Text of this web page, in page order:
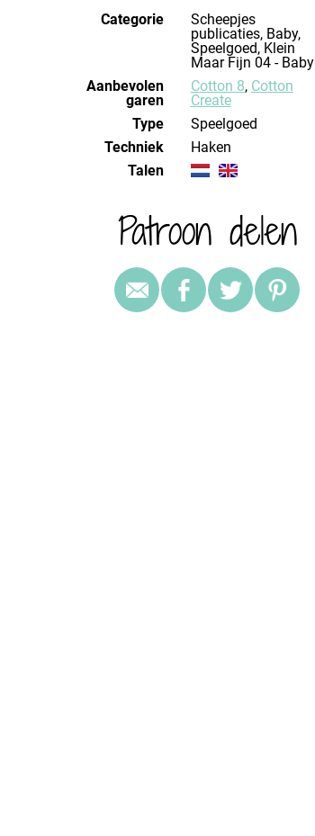
Categorie
Scheepjes
publicaties, Baby,
Speelgoed, Klein
Maar Fijn 04 - Baby
Aanbevolen
garen
Cotton 8, Cotton
Create
Type
Speelgoed
Techniek
haken
Talen
Patroon delen